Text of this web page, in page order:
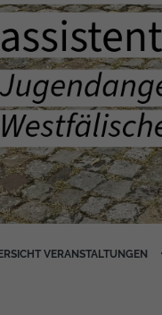
VERANSTALTUNGEN